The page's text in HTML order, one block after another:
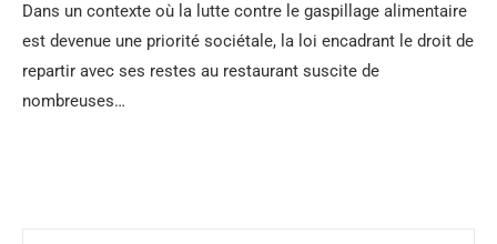
Dans un contexte où la lutte contre le gaspillage alimentaire
est devenue une priorité sociétale, la loi encadrant le droit de
repartir avec ses restes au restaurant suscite de
nombreuses…